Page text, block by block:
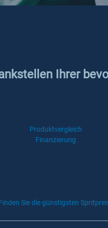
Ihrer
Produktvergleich
Finanzierung
Sie die günstigsten